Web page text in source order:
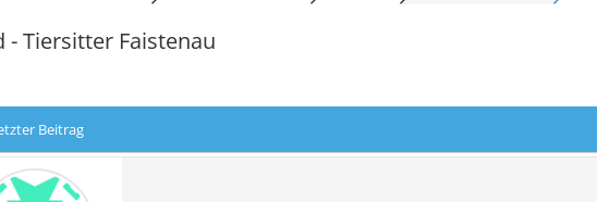
- Tiersitter Faistenau
Beitrag